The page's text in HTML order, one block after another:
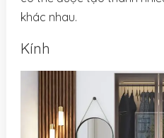
khác nhau.
Kính